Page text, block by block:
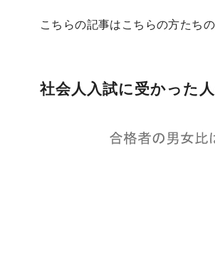
こちらの記事はこちらの方たち
社会人入試に受かった